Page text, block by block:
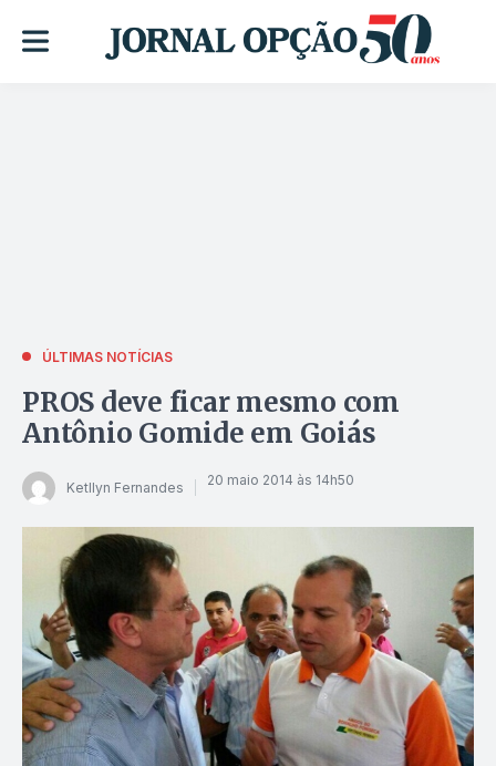
ÚLTIMAS NOTÍCIAS
PROS deve ficar mesmo com
Antônio Gomide em Goiás
Ketllyn Fernandes 20 maio 2014 às 14h50